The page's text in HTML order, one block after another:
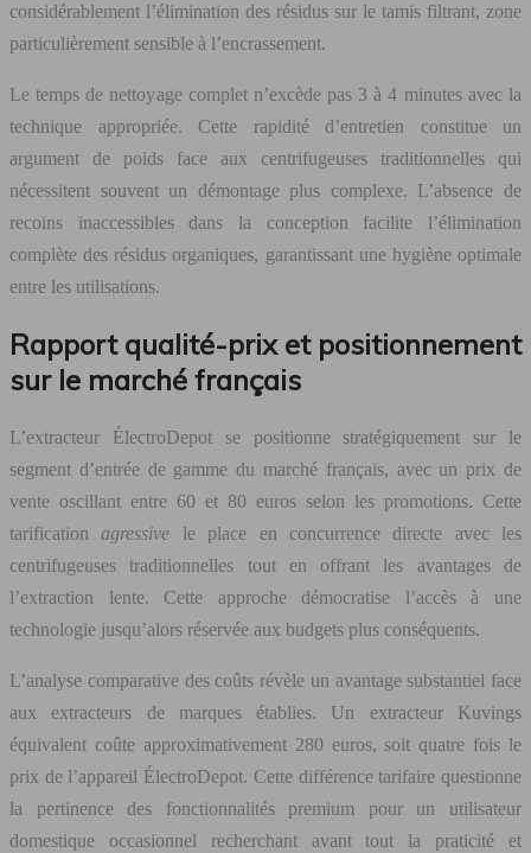
considérablement l’élimination des résidus sur le tamis filtrant, zone
particulièrement sensible à l’encrassement.
Le temps de nettoyage complet n’excède pas 3 à 4 minutes avec la
technique appropriée. Cette rapidité d’entretien constitue un
argument de poids face aux centrifugeuses traditionnelles qui
nécessitent souvent un démontage plus complexe. L’absence de
recoins inaccessibles dans la conception facilite l’élimination
complète des résidus organiques, garantissant une hygiène optimale
entre les utilisations.
Rapport qualité-prix et positionnement
sur le marché français
L’extracteur ÉlectroDepot se positionne stratégiquement sur le
segment d’entrée de gamme du marché français, avec un prix de
vente oscillant entre 60 et 80 euros selon les promotions. Cette
tarificationagressive le place en concurrence directe avec les
centrifugeuses traditionnelles tout en offrant les avantages de
l’extraction lente. Cette approche démocratise l’accès à une
technologie jusqu’alors réservée aux budgets plus conséquents.
L’analyse comparative des coûts révèle un avantage substantiel face
aux extracteurs de marques établies. Un extracteur Kuvings
équivalent coûte approximativement 280 euros, soit quatre fois le
prix de l’appareil ÉlectroDepot. Cette différence tarifaire questionne
la pertinence des fonctionnalités premium pour un utilisateur
domestique occasionnel recherchant avant tout la praticité et